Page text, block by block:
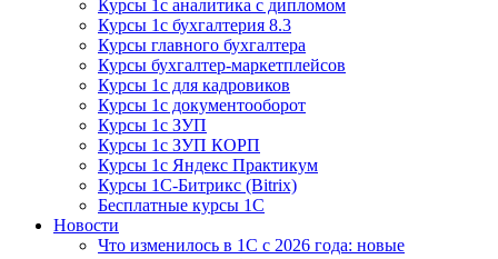
Курсы 1с аналитика с дипломом
Курсы 1с бухгалтерия 8.3
Курсы главного бухгалтера
Курсы бухгалтер-маркетплейсов
Курсы 1с для кадровиков
Курсы 1с документооборот
Курсы 1с ЗУП
Курсы 1с ЗУП КОРП
Курсы 1с Яндекс Практикум
Курсы 1С-Битрикс (Bitrix)
Бесплатные курсы 1С
Новости
Что изменилось в 1С с 2026 года: новые